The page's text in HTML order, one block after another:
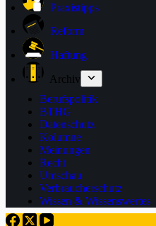
Praxistipps
Reform
Haftung
Archiv
Berufspolitik
BTHG
Datenschutz
Kolumne
Meinungen
Recht
Umschau
Verbraucherschutz
Wissen & Wissenswertes